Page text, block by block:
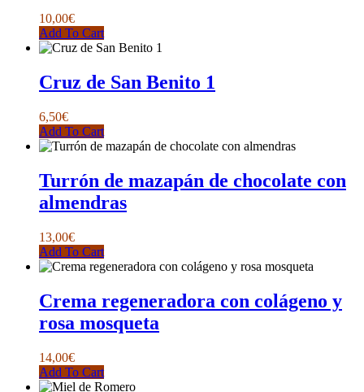
10,00€
Add To Cart
Cruz de San Benito 1
6,50€
Add To Cart
Turrón de mazapán de chocolate con
almendras
13,00€
Add To Cart
Crema regeneradora con colágeno y
rosa mosqueta
14,00€
Add To Cart